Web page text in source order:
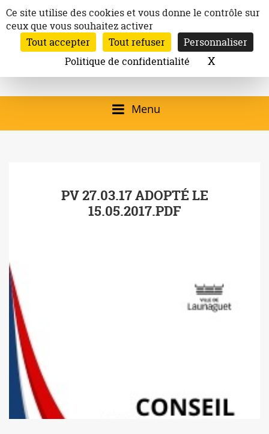
au
contenu
Ville de
Launaguet
Site officiel de la
Mairie de
Launaguet (31140)
qui présente la ville,
programmation
culturelle, la vie
Inscription à la newsletter
Email:
Rechercher
Menu
PV 27.03.17 ADOPTÉ LE
15.05.2017.PDF
Panneau de gestion des cookies
Ce site utilise des cookies et vous donne le contrôle sur
ceux que vous souhaitez activer
Tout accepter
Tout refuser
Personnaliser
Politique de confidentialité
XMasquer